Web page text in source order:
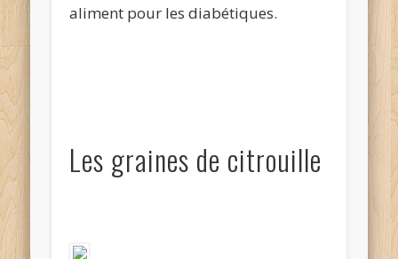
aliment pour les diabétiques.
Les graines de citrouille